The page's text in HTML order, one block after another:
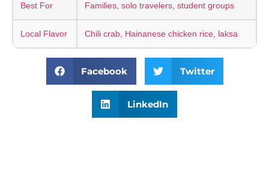
Best For Families, solo travelers, student groups
Local Flavor Chili crab, Hainanese chicken rice, laksa
Facebook Twitter
LinkedIn